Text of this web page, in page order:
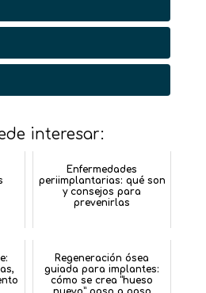
interesar:
Enfermedades
periimplantarias: qué son
y consejos para
prevenirlas
Regeneración ósea
guiada para implantes:
cómo se crea “hueso